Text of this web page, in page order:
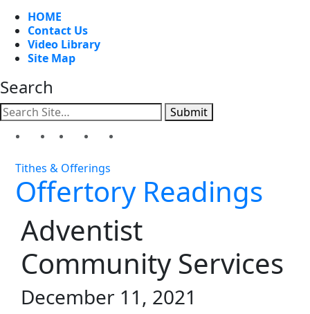
HOME
Contact Us
Video Library
Site Map
Search
Submit
Tithes & Offerings
Offertory Readings
Adventist
Community Services
December 11, 2021